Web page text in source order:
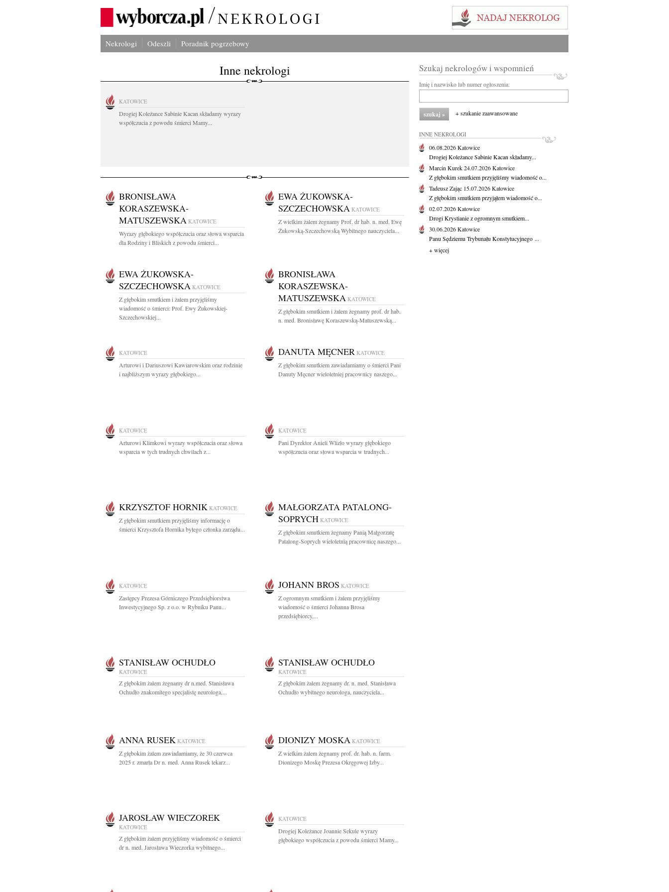
Nekrologi Odeszli Poradnik pogrzebowy
Inne nekrologi
KATOWICE
Drogiej Koleżance Sabinie Kacan składamy wyrazy
współczucia z powodu śmierci Mamy...
BRONISŁAWA
KORASZEWSKA-
MATUSZEWSKA KATOWICE
Wyrazy głębokiego współczucia oraz słowa wsparcia
dla Rodziny i Bliskich z powodu śmierci...
EWA ŻUKOWSKA-
SZCZECHOWSKA KATOWICE
Z wielkim żalem żegnamy Prof. dr hab. n. med. Ewę
Żukowską-Szczechowską Wybitnego nauczyciela...
EWA ŻUKOWSKA-
SZCZECHOWSKA KATOWICE
Z głębokim smutkiem i żalem przyjęliśmy
wiadomość o śmierci: Prof. Ewy Żukowskiej-
Szczechowskiej...
BRONISŁAWA
KORASZEWSKA-
MATUSZEWSKA KATOWICE
Z głębokim smutkiem i żalem żegnamy prof. dr hab.
n. med. Bronisławę Koraszewską-Matuszewską...
KATOWICE
Arturowi i Dariuszowi Kawiarowskim oraz rodzinie
i najbliższym wyrazy głębokiego...
DANUTA MĘCNER KATOWICE
Z głębokim smutkiem zawiadamiamy o śmierci Pani
Danuty Męcner wieloletniej pracownicy naszego...
KATOWICE
Arturowi Klimkowi wyrazy współczucia oraz słowa
wsparcia w tych trudnych chwilach z...
KATOWICE
Pani Dyrektor Anieli Wlizło wyrazy głębokiego
współczucia oraz słowa wsparcia w trudnych...
KRZYSZTOF HORNIK KATOWICE
Z głębokim smutkiem przyjęliśmy informację o
śmierci Krzysztofa Hornika byłego członka zarządu...
MAŁGORZATA PATALONG-
SOPRYCH KATOWICE
Z głębokim smutkiem żegnamy Panią Małgorzatę
Patalong-Soprych wieloletnią pracownicę naszego...
KATOWICE
Zastępcy Prezesa Górniczego Przedsiębiorstwa
Inwestycyjnego Sp. z o.o. w Rybniku Panu...
JOHANN BROS KATOWICE
Z ogromnym smutkiem i żalem przyjęliśmy
wiadomość o śmierci Johanna Brosa
przedsiębiorcy,...
STANISŁAW OCHUDŁO
KATOWICE
Z głębokim żalem żegnamy dr n.med. Stanisława
Ochudło znakomitego specjalistę neurologa,...
STANISŁAW OCHUDŁO
KATOWICE
Z głębokim żalem żegnamy dr. n. med. Stanisława
Ochudło wybitnego neurologa, nauczyciela...
ANNA RUSEK KATOWICE
Z głębokim żalem zawiadamiamy, że 30 czerwca
2025 r. zmarła Dr n. med. Anna Rusek lekarz...
DIONIZY MOSKA KATOWICE
Z wielkim żalem żegnamy prof. dr. hab. n. farm.
Dionizego Moskę Prezesa Okręgowej Izby...
JAROSŁAW WIECZOREK
KATOWICE
Z głębokim żalem przyjęliśmy wiadomość o śmierci
dr n. med. Jarosława Wieczorka wybitnego...
KATOWICE
Drogiej Koleżance Joannie Sekule wyrazy
głębokiego współczucia z powodu śmierci Mamy...
Szukaj nekrologów i wspomnień
Imię i nazwisko lub numer ogłoszenia:
+ szukanie zaawansowane
INNE NEKROLOGI
06.08.2026Katowice
Drogiej Koleżance Sabinie Kacan składamy...
Marcin Kurek24.07.2026Katowice
Z głębokim smutkiem przyjęliśmy wiadomość o...
Tadeusz Zając 15.07.2026Katowice
Z głębokim smutkiem przyjąłem wiadomość o...
02.07.2026Katowice
Drogi Krystianie z ogromnym smutkiem...
30.06.2026Katowice
Panu Sędziemu Trybunału Konstytucyjnego ...
+ więcej